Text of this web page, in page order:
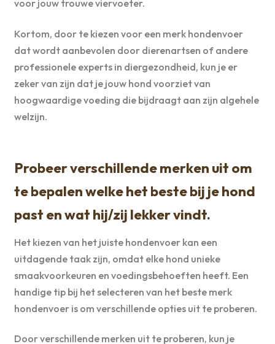
voor jouw trouwe viervoeter.
Kortom, door te kiezen voor een merk hondenvoer
dat wordt aanbevolen door dierenartsen of andere
professionele experts in diergezondheid, kun je er
zeker van zijn dat je jouw hond voorziet van
hoogwaardige voeding die bijdraagt aan zijn algehele
welzijn.
Probeer verschillende merken uit om
te bepalen welke het beste bij je hond
past en wat hij/zij lekker vindt.
Het kiezen van het juiste hondenvoer kan een
uitdagende taak zijn, omdat elke hond unieke
smaakvoorkeuren en voedingsbehoeften heeft. Een
handige tip bij het selecteren van het beste merk
hondenvoer is om verschillende opties uit te proberen.
Door verschillende merken uit te proberen, kun je